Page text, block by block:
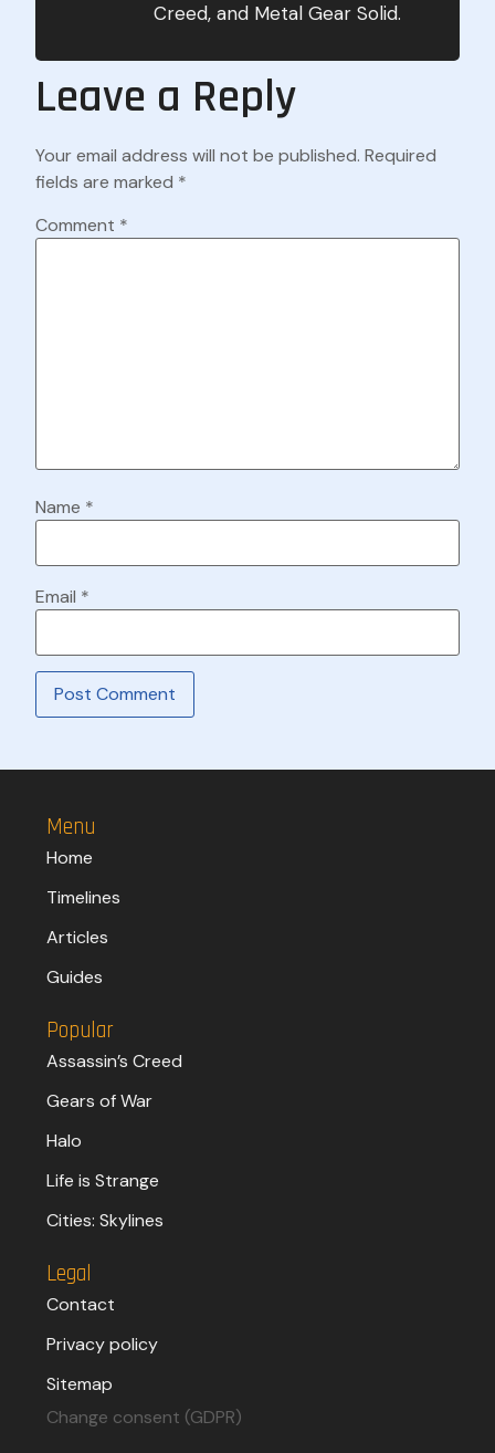
Creed, and Metal Gear Solid.
Leave a Reply
Your email address will not be published. Required
fields are marked *
Comment *
Name *
Email *
Menu
Home
Timelines
Articles
Guides
Popular
Assassin’s Creed
Gears of War
Halo
Life is Strange
Cities: Skylines
Legal
Contact
Privacy policy
Sitemap
Change consent (GDPR)